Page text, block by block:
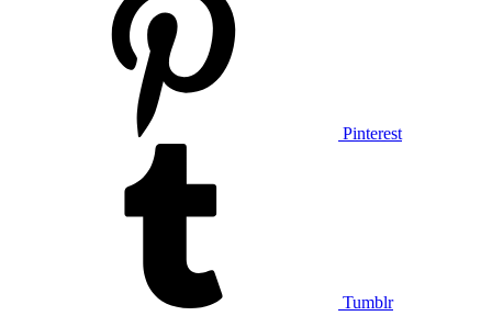
Pinterest
Tumblr